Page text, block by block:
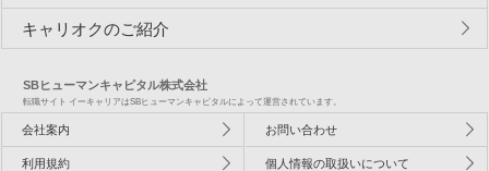
キャリオクのご紹介
SBヒューマンキャピタル株式会社
転職サイト イーキャリアはSBヒューマンキャピタルによって運営されています。
会社案内 お問い合わせ
利用規約 個人情報の取扱いについて